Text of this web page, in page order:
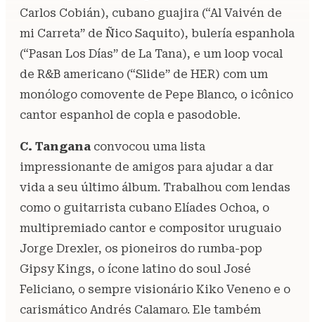
Carlos Cobián), cubano guajira (“Al Vaivén de
mi Carreta” de Ñico Saquito), bulería espanhola
(“Pasan Los Días” de La Tana), e um loop vocal
de R&B americano (“Slide” de HER) com um
monólogo comovente de Pepe Blanco, o icônico
cantor espanhol de copla e pasodoble.
C. Tangana convocou uma lista
impressionante de amigos para ajudar a dar
vida a seu último álbum. Trabalhou com lendas
como o guitarrista cubano Elíades Ochoa, o
multipremiado cantor e compositor uruguaio
Jorge Drexler, os pioneiros do rumba-pop
Gipsy Kings, o ícone latino do soul José
Feliciano, o sempre visionário Kiko Veneno e o
carismático Andrés Calamaro. Ele também